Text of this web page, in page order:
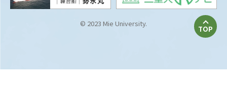
© 2023 Mie University.
TOP